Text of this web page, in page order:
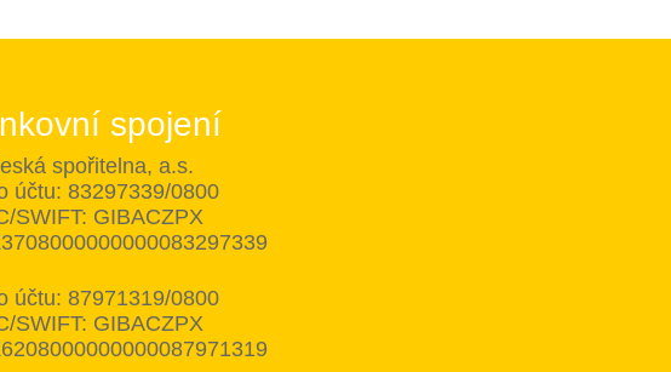
spojení
spořitelna, a.s.
účtu: 83297339/0800
SWIFT: GIBACZPX
účtu: 87971319/0800
SWIFT: GIBACZPX